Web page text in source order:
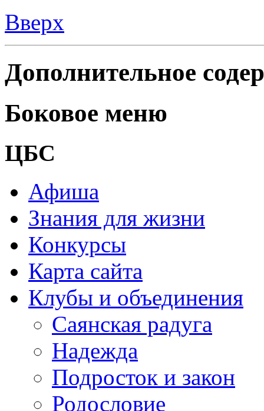
Вверх
Дополнительное
Боковое меню
ЦБС
Афиша
Знания для жизни
Конкурсы
Карта сайта
Клубы и объединения
Саянская радуга
Надежда
Подросток и закон
Родословие